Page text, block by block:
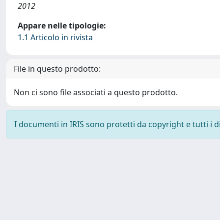
2012
Appare nelle tipologie:
1.1 Articolo in rivista
File in questo prodotto:
Non ci sono file associati a questo prodotto.
I documenti in IRIS sono protetti da copyright e tutti i